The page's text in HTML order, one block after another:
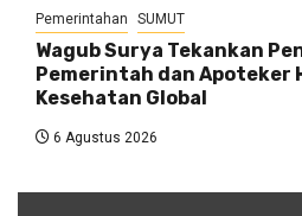
Pemerintahan SUMUT
Wagub Surya Tekankan
Pemerintah dan Apoteker
Kesehatan Global
6 Agustus 2026